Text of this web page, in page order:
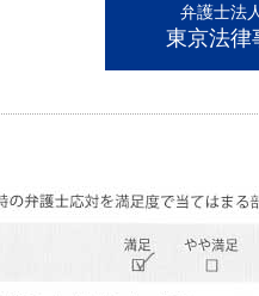
弁護士法
東京法律